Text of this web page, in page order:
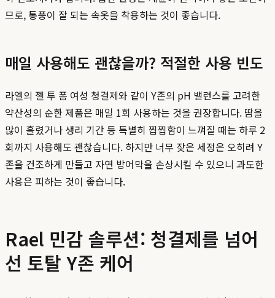
므로, 통풍이 잘 되는 속옷을 착용하는 것이 좋습니다.
매일 사용해도 괜찮을까? 적절한 사용 빈도
라엘의 젤 투 폼 여성 청결제와 같이 Y존의 pH 밸런스를 고려한
약산성의 순한 제품은 매일 1회 사용하는 것을 권장합니다. 땀을
많이 흘렸거나 생리 기간 등 특별히 찝찝함이 느껴질 때는 하루 2
회까지 사용해도 괜찮습니다. 하지만 너무 잦은 세정은 오히려 Y
존을 건조하게 만들고 자연 방어막을 손상시킬 수 있으니 과도한
사용은 피하는 것이 좋습니다.
Rael 민감 솔루션: 청결제를 넘어
선 토탈 Y존 케어